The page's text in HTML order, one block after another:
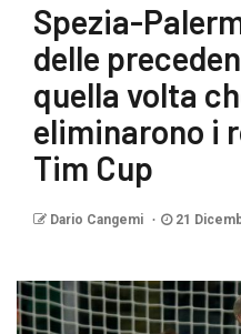
Spezia-
delle
quella volta
eliminarono i
Tim Cup
Dario Cangemi 21